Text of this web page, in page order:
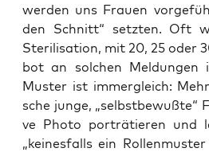
wer­den uns Frau­en
den Schnitt“ setz­ten. Oft
Ste­ri­li­sa­ti­on, mit 20, 25 oder
bot an sol­chen Mel­dun­gen
Mus­ter ist immer­gleich:
sche jun­ge,
ve Pho­to por­trä­tie­ren und
„kei­nes­falls ein